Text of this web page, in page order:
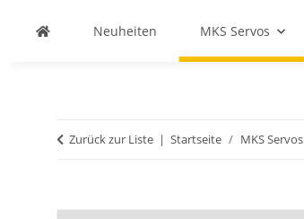
Neuheiten MKS Servos
Zurück zur Liste Startseite MKS Servos